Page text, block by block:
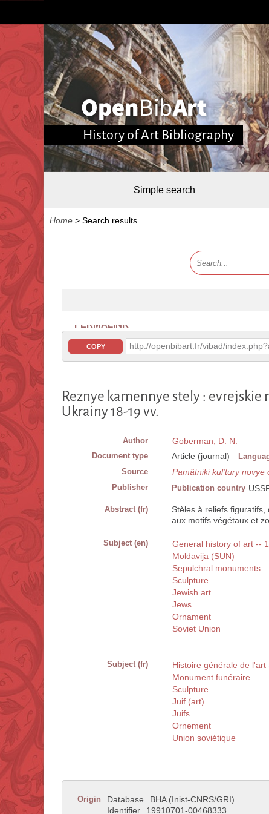
History of Art Bibliography
Simple search
Home > Search results
PERMALINK
COPY http://openbibart.fr/vibad/
Reznye kamennye stely :
Ukrainy 18-19 vv.
Author Goberman, D. N.
Document type Article (journal)
Source Pamâtniki kul'tury novye
Publisher Publication country
Abstract (fr)
Stèles à reliefs
aux motifs végétaux et
Subject (en)
General history of art --
Moldavija (SUN)
Sepulchral monuments
Sculpture
Jewish art
Jews
Ornament
Soviet Union
Subject (fr)
Histoire générale de
Monument funéraire
Sculpture
Juif (art)
Juifs
Ornement
Union soviétique
Origin Database
BHA (Inist-CNRS/GRI)
Identifier
19910701-00468333